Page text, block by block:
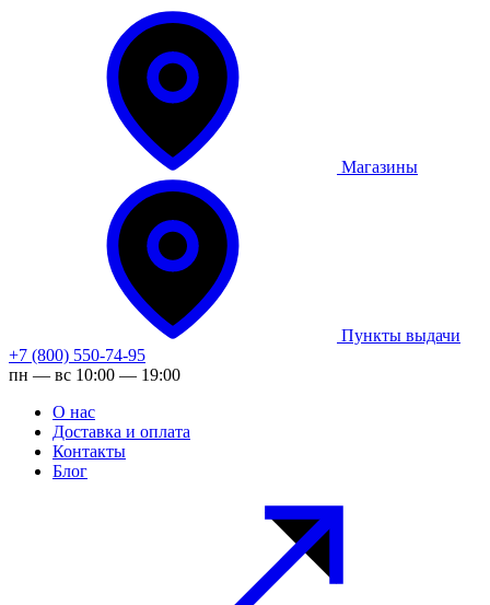
Магазины
Пункты выдачи
+7 (800) 550-74-95
пн — вс 10:00 — 19:00
О нас
Доставка и оплата
Контакты
Блог